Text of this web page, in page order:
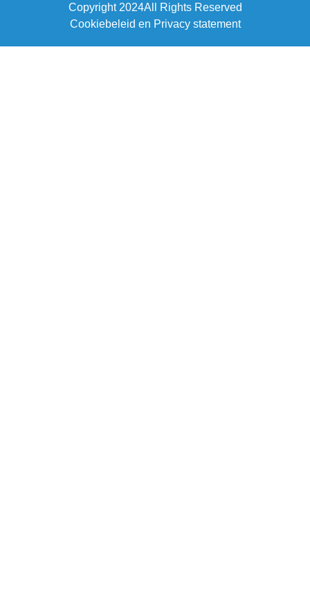
Copyright 2024All Rights Reserved
Cookiebeleid en Privacy statement